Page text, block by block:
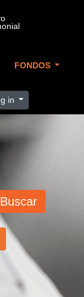
FONDOS
in
Buscar